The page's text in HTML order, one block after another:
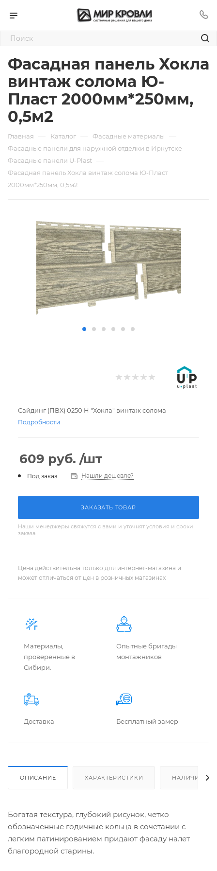
Фасадная панель Хокла
винтаж солома Ю-
Пласт 2000мм*250мм,
0,5м2
Главная — Каталог — Фасадные материалы —
Фасадные панели для наружной отделки в Иркутске —
Фасадные панели U-Plast —
Фасадная панель Хокла винтаж солома Ю-Пласт
2000мм*250мм, 0,5м2
Сайдинг (ПВХ) 0250 H "Хокла" винтаж солома
Подробности
609 руб. /шт
Под заказ Нашли дешевле?
ЗАКАЗАТЬ ТОВАР
Наши менеджеры свяжутся с вами и уточнят условия и сроки
заказа
Цена действительна только для интернет-магазина и
может отличаться от цен в розничных магазинах
Материалы,
проверенные в
Сибири.
Опытные бригады
монтажников
Доставка Бес­плат­ный замер
ОПИСАНИЕ ХАРАКТЕРИСТИКИ НАЛИЧИЕ
Богатая текстура, глубокий рисунок, четко
обозначенные годичные кольца в сочетании с
легким патинированием придают фасаду налет
благородной старины.